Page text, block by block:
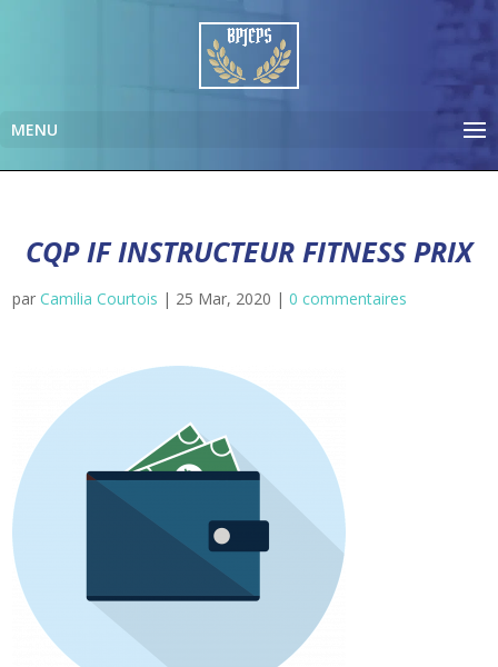
CQP IF INSTRUCTEUR FITNESS PRIX
parCamilia Courtois | 25 Mar, 2020 |0 commentaires